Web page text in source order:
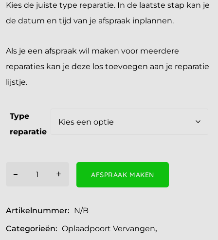
Kies de juiste type reparatie. In de laatste stap kan je
de datum en tijd van je afspraak inplannen.
Als je een afspraak wil maken voor meerdere
reparaties kan je deze los toevoegen aan je reparatie
lijstje.
Type
reparatie
- + AFSPRAAK MAKEN
Artikelnummer: N/B
Categorieën: Oplaadpoort Vervangen,